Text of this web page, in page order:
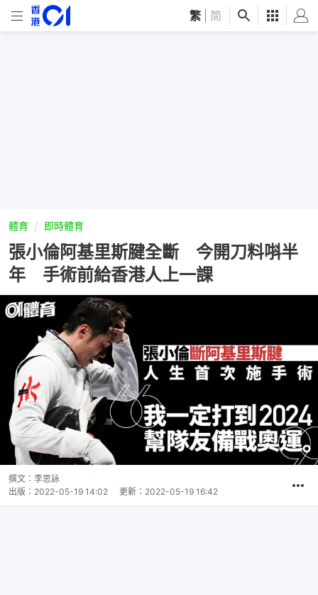
繁 简
體育 即時體育
張小倫阿基里斯腱全斷 今開刀料唞半
年 手術前給香港人上一課
撰文： 李思詠
出版： 2022-05-19 14:02 更新： 2022-05-19 16:42